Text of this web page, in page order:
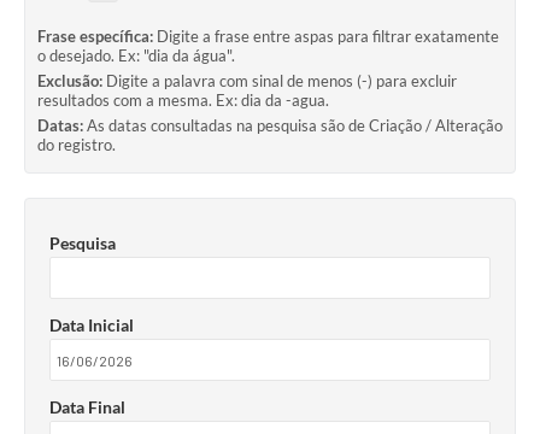
Frase específica: Digite a frase entre aspas para filtrar exatamente
o desejado. Ex: "dia da água".
Exclusão: Digite a palavra com sinal de menos (-) para excluir
resultados com a mesma. Ex: dia da -agua.
Datas:As datas consultadas na pesquisa são de Criação / Alteração
do registro.
Pesquisa
Data Inicial
Data Final